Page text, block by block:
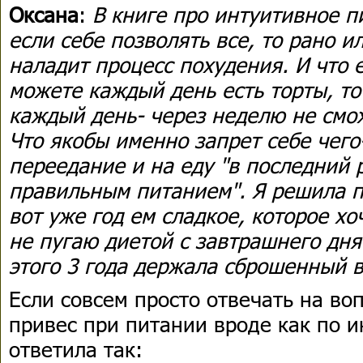
Оксана: В книге про интуитивное
если себе позволять все, то рано
наладит процесс похудения. И что
можете каждый день есть торты,
каждый день- через неделю не
Что якобы именно запрет себе
переедание и на еду "в последний
правильным питанием". Я решила
вот уже год ем сладкое, которое
не пугаю диетой с завтрашнего
этого 3 года держала сброшенный
Если совсем просто отвечать на
привес при питании вроде как по
ответила так: